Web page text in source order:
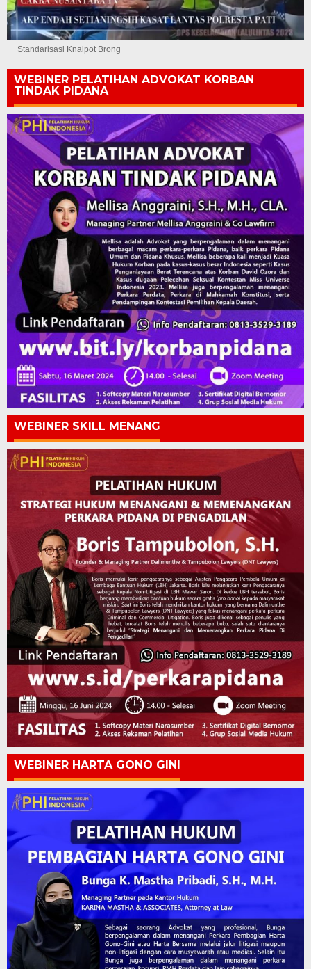
Standarisasi Knalpot Brong
WEBINER PELATIHAN ADVOKAT KORBAN
TINDAK PIDANA
WEBINER SKILL MENANG
WEBINER HARTA GONO GINI